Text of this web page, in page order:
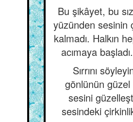
Bu şikâyet, bu
yüzünden sesinin
kalmadı. Halkın
acımaya başladı.
Sırrını
gönlünün güzel
sesini
sesindeki